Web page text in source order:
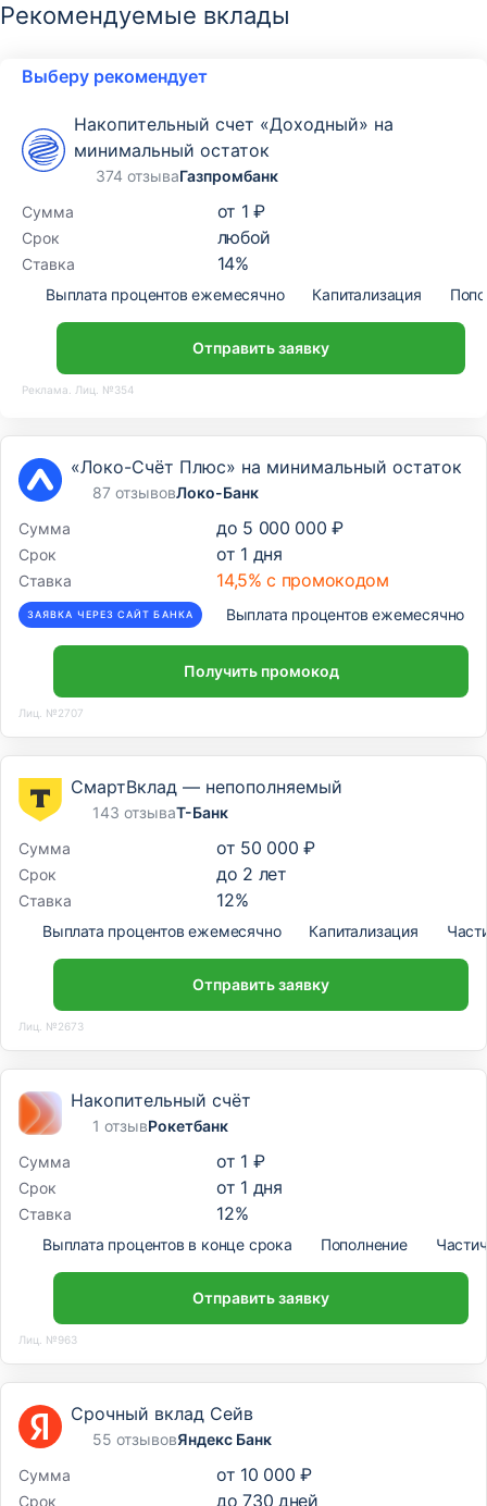
Рекомендуемые вклады
Выберу рекомендует
Накопительный счет «Доходный» на
минимальный остаток
374 отзываГазпромбанк
Сумма
от 1 ₽
Срок любой
Ставка 14%
Выплата процентов ежемесячно Капитализация
Отправить заявку
Реклама. Лиц. №354
«Локо-Счёт Плюс» на минимальный остаток
87 отзывовЛоко-Банк
Сумма
до 5 000 000 ₽
Срок от 1 дня
Ставка 14,5% с промокодом
ЗАЯВКА ЧЕРЕЗ САЙТ БАНКА Выплата процентов ежемесячно
Получить промокод
Лиц. №2707
СмартВклад — непополняемый
143 отзываТ-Банк
Сумма
от 50 000 ₽
Срок до 2 лет
Ставка 12%
Выплата процентов ежемесячно Капитализация
Отправить заявку
Лиц. №2673
Накопительный счёт
1 отзывРокетбанк
Сумма
от 1 ₽
Срок от 1 дня
Ставка 12%
Выплата процентов в конце срока Пополнение
Отправить заявку
Лиц. №963
Срочный вклад Сейв
55 отзывовЯндекс Банк
Сумма
от 10 000 ₽
Срок до730 дней